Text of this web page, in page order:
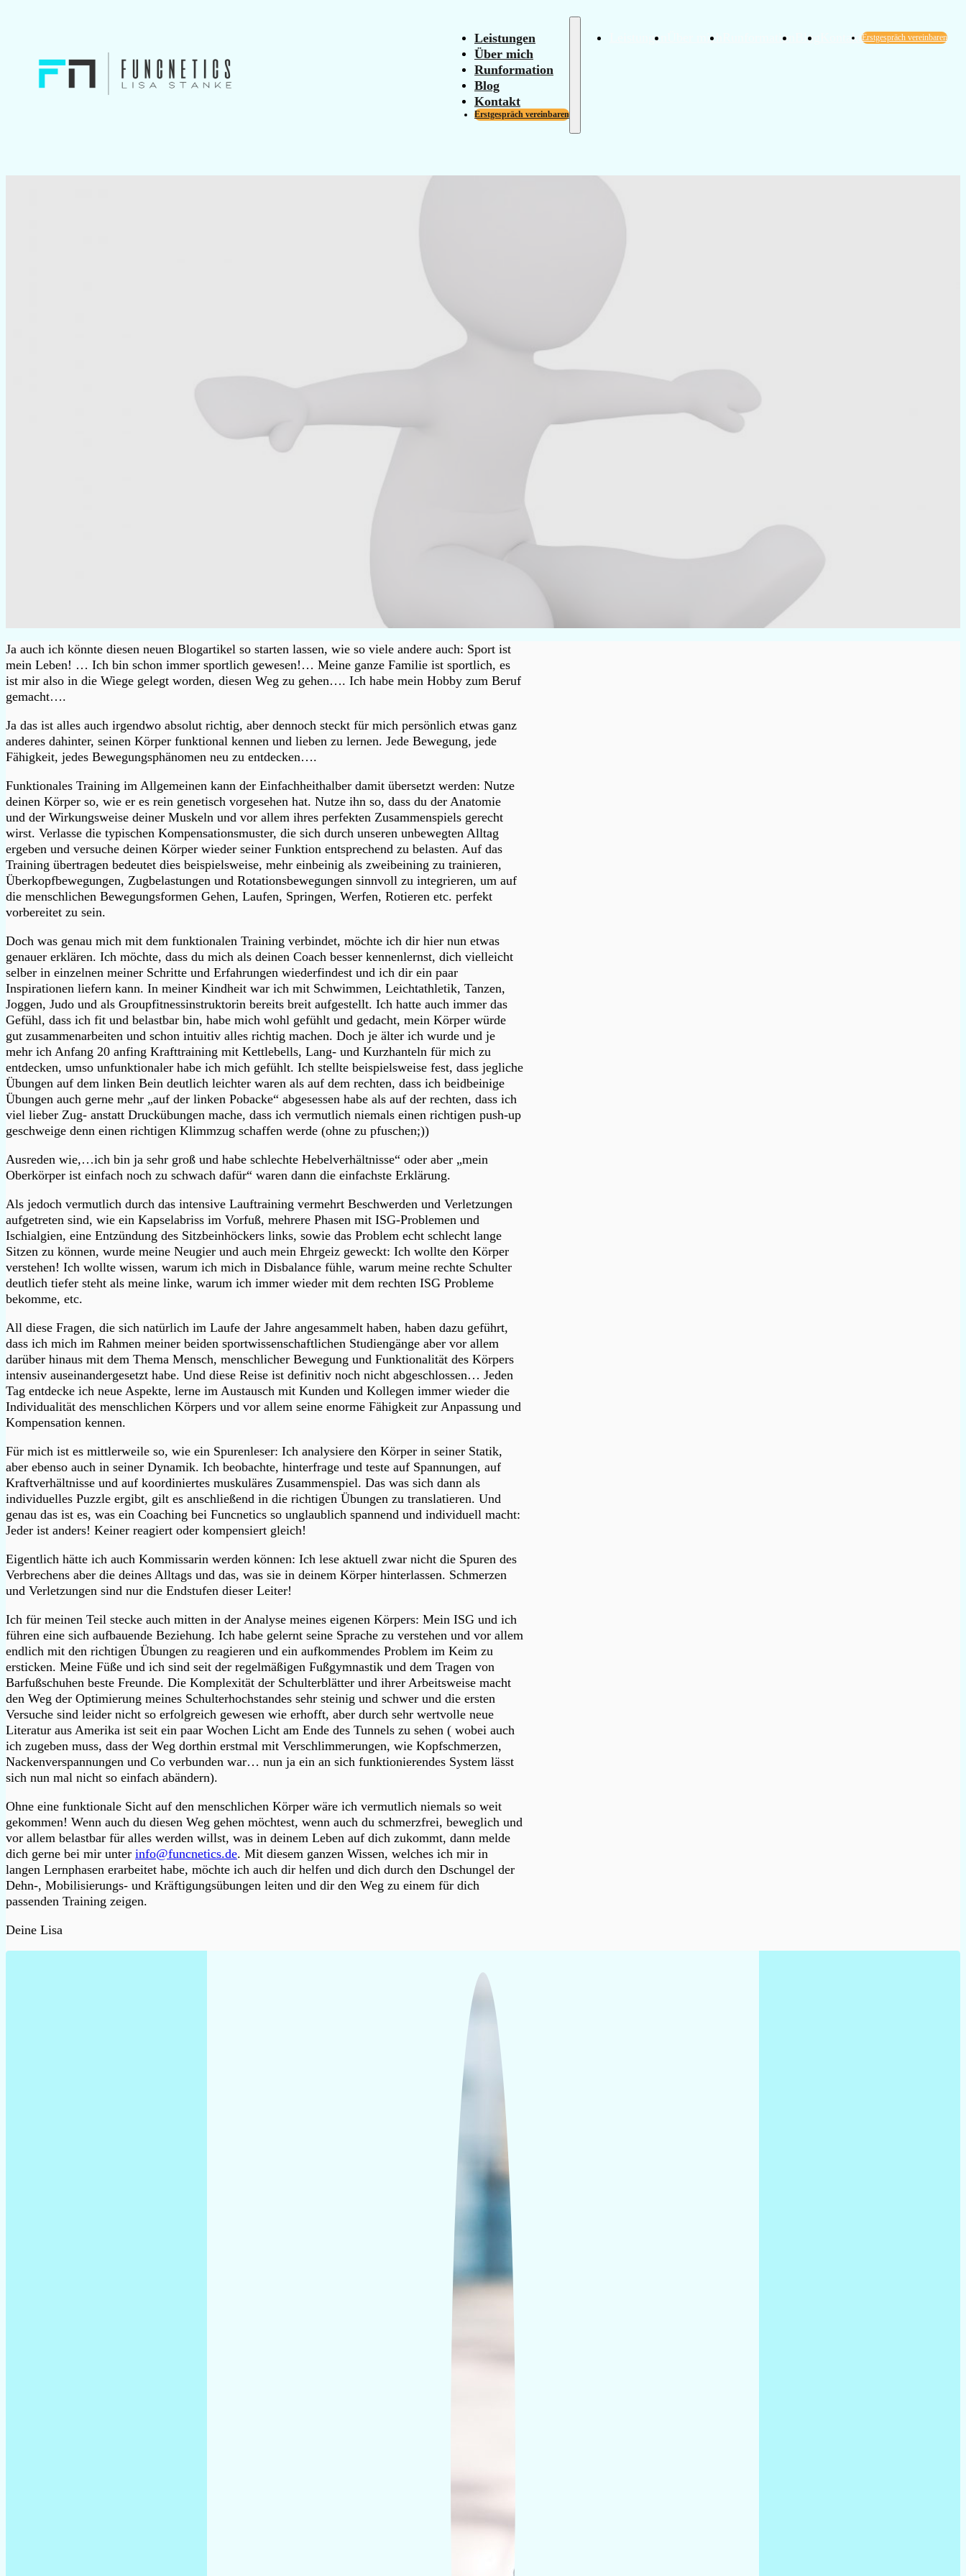
Leistungen
Über mich
Runformation
Blog
Kontakt
Erstgespräch vereinbaren
Leistungen Über mich Runformation Blog Kontakt Erstgespräch vereinbaren
Ja auch ich könnte diesen neuen Blogartikel so starten lassen, wie so viele andere auch: Sport ist
mein Leben! … Ich bin schon immer sportlich gewesen!… Meine ganze Familie ist sportlich, es
ist mir also in die Wiege gelegt worden, diesen Weg zu gehen…. Ich habe mein Hobby zum Beruf
gemacht….
Ja das ist alles auch irgendwo absolut richtig, aber dennoch steckt für mich persönlich etwas ganz
anderes dahinter, seinen Körper funktional kennen und lieben zu lernen. Jede Bewegung, jede
Fähigkeit, jedes Bewegungsphänomen neu zu entdecken….
Funktionales Training im Allgemeinen kann der Einfachheithalber damit übersetzt werden: Nutze
deinen Körper so, wie er es rein genetisch vorgesehen hat. Nutze ihn so, dass du der Anatomie
und der Wirkungsweise deiner Muskeln und vor allem ihres perfekten Zusammenspiels gerecht
wirst. Verlasse die typischen Kompensationsmuster, die sich durch unseren unbewegten Alltag
ergeben und versuche deinen Körper wieder seiner Funktion entsprechend zu belasten. Auf das
Training übertragen bedeutet dies beispielsweise, mehr einbeinig als zweibeining zu trainieren,
Überkopfbewegungen, Zugbelastungen und Rotationsbewegungen sinnvoll zu integrieren, um auf
die menschlichen Bewegungsformen Gehen, Laufen, Springen, Werfen, Rotieren etc. perfekt
vorbereitet zu sein.
Doch was genau mich mit dem funktionalen Training verbindet, möchte ich dir hier nun etwas
genauer erklären. Ich möchte, dass du mich als deinen Coach besser kennenlernst, dich vielleicht
selber in einzelnen meiner Schritte und Erfahrungen wiederfindest und ich dir ein paar
Inspirationen liefern kann. In meiner Kindheit war ich mit Schwimmen, Leichtathletik, Tanzen,
Joggen, Judo und als Groupfitnessinstruktorin bereits breit aufgestellt. Ich hatte auch immer das
Gefühl, dass ich fit und belastbar bin, habe mich wohl gefühlt und gedacht, mein Körper würde
gut zusammenarbeiten und schon intuitiv alles richtig machen. Doch je älter ich wurde und je
mehr ich Anfang 20 anfing Krafttraining mit Kettlebells, Lang- und Kurzhanteln für mich zu
entdecken, umso unfunktionaler habe ich mich gefühlt. Ich stellte beispielsweise fest, dass jegliche
Übungen auf dem linken Bein deutlich leichter waren als auf dem rechten, dass ich beidbeinige
Übungen auch gerne mehr „auf der linken Pobacke“ abgesessen habe als auf der rechten, dass ich
viel lieber Zug- anstatt Druckübungen mache, dass ich vermutlich niemals einen richtigen push-up
geschweige denn einen richtigen Klimmzug schaffen werde (ohne zu pfuschen;))
Ausreden wie,…ich bin ja sehr groß und habe schlechte Hebelverhältnisse“ oder aber „mein
Oberkörper ist einfach noch zu schwach dafür“ waren dann die einfachste Erklärung.
Als jedoch vermutlich durch das intensive Lauftraining vermehrt Beschwerden und Verletzungen
aufgetreten sind, wie ein Kapselabriss im Vorfuß, mehrere Phasen mit ISG-Problemen und
Ischialgien, eine Entzündung des Sitzbeinhöckers links, sowie das Problem echt schlecht lange
Sitzen zu können, wurde meine Neugier und auch mein Ehrgeiz geweckt: Ich wollte den Körper
verstehen! Ich wollte wissen, warum ich mich in Disbalance fühle, warum meine rechte Schulter
deutlich tiefer steht als meine linke, warum ich immer wieder mit dem rechten ISG Probleme
bekomme, etc.
All diese Fragen, die sich natürlich im Laufe der Jahre angesammelt haben, haben dazu geführt,
dass ich mich im Rahmen meiner beiden sportwissenschaftlichen Studiengänge aber vor allem
darüber hinaus mit dem Thema Mensch, menschlicher Bewegung und Funktionalität des Körpers
intensiv auseinandergesetzt habe. Und diese Reise ist definitiv noch nicht abgeschlossen… Jeden
Tag entdecke ich neue Aspekte, lerne im Austausch mit Kunden und Kollegen immer wieder die
Individualität des menschlichen Körpers und vor allem seine enorme Fähigkeit zur Anpassung und
Kompensation kennen.
Für mich ist es mittlerweile so, wie ein Spurenleser: Ich analysiere den Körper in seiner Statik,
aber ebenso auch in seiner Dynamik. Ich beobachte, hinterfrage und teste auf Spannungen, auf
Kraftverhältnisse und auf koordiniertes muskuläres Zusammenspiel. Das was sich dann als
individuelles Puzzle ergibt, gilt es anschließend in die richtigen Übungen zu translatieren. Und
genau das ist es, was ein Coaching bei Funcnetics so unglaublich spannend und individuell macht:
Jeder ist anders! Keiner reagiert oder kompensiert gleich!
Eigentlich hätte ich auch Kommissarin werden können: Ich lese aktuell zwar nicht die Spuren des
Verbrechens aber die deines Alltags und das, was sie in deinem Körper hinterlassen. Schmerzen
und Verletzungen sind nur die Endstufen dieser Leiter!
Ich für meinen Teil stecke auch mitten in der Analyse meines eigenen Körpers: Mein ISG und ich
führen eine sich aufbauende Beziehung. Ich habe gelernt seine Sprache zu verstehen und vor allem
endlich mit den richtigen Übungen zu reagieren und ein aufkommendes Problem im Keim zu
ersticken. Meine Füße und ich sind seit der regelmäßigen Fußgymnastik und dem Tragen von
Barfußschuhen beste Freunde. Die Komplexität der Schulterblätter und ihrer Arbeitsweise macht
den Weg der Optimierung meines Schulterhochstandes sehr steinig und schwer und die ersten
Versuche sind leider nicht so erfolgreich gewesen wie erhofft, aber durch sehr wertvolle neue
Literatur aus Amerika ist seit ein paar Wochen Licht am Ende des Tunnels zu sehen ( wobei auch
ich zugeben muss, dass der Weg dorthin erstmal mit Verschlimmerungen, wie Kopfschmerzen,
Nackenverspannungen und Co verbunden war… nun ja ein an sich funktionierendes System lässt
sich nun mal nicht so einfach abändern).
Ohne eine funktionale Sicht auf den menschlichen Körper wäre ich vermutlich niemals so weit
gekommen! Wenn auch du diesen Weg gehen möchtest, wenn auch du schmerzfrei, beweglich und
vor allem belastbar für alles werden willst, was in deinem Leben auf dich zukommt, dann melde
dich gerne bei mir unter info@funcnetics.de. Mit diesem ganzen Wissen, welches ich mir in
langen Lernphasen erarbeitet habe, möchte ich auch dir helfen und dich durch den Dschungel der
Dehn-, Mobilisierungs- und Kräftigungsübungen leiten und dir den Weg zu einem für dich
passenden Training zeigen.
Deine Lisa